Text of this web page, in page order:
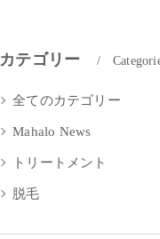
カテゴリー
全てのカテゴリー
Mahalo News
トリートメント
脱毛